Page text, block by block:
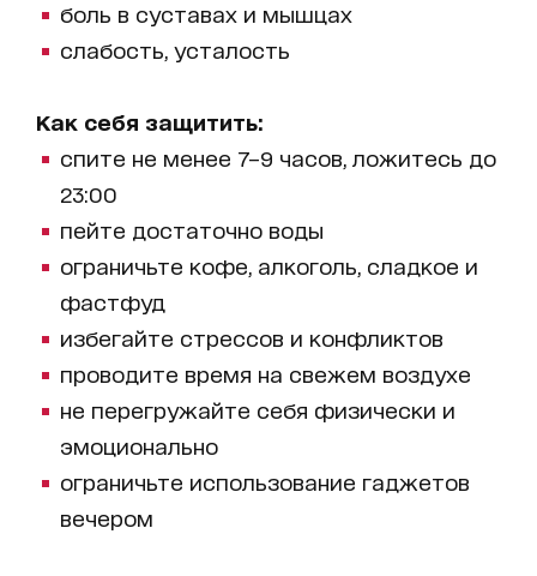
боль в суставах и мышцах
слабость, усталость
Как себя защитить:
спите не менее 7–9 часов, ложитесь до
23:00
пейте достаточно воды
ограничьте кофе, алкоголь, сладкое и
фастфуд
избегайте стрессов и конфликтов
проводите время на свежем воздухе
не перегружайте себя физически и
эмоционально
ограничьте использование гаджетов
вечером